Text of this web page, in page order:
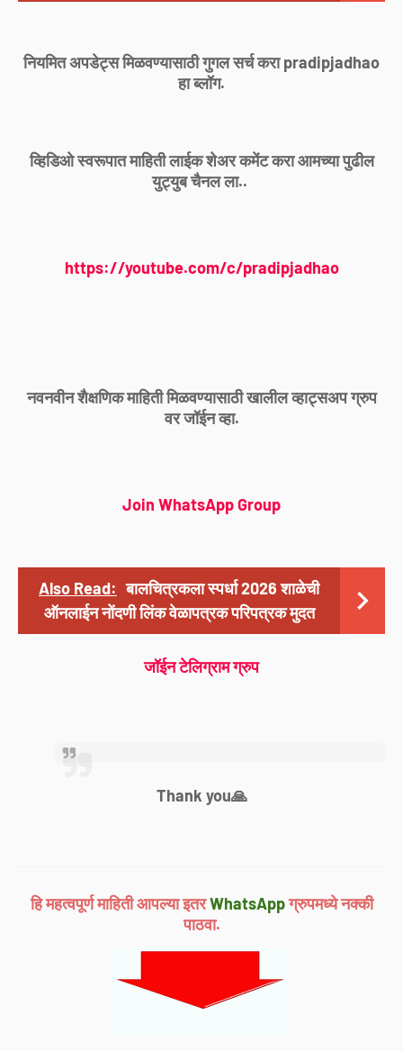
नियमित अपडेट्स मिळवण्यासाठी गुगल सर्च करा pradipjadhao
हा ब्लॉग.
व्हिडिओ स्वरूपात माहिती लाईक शेअर कमेंट करा आमच्या पुढील
युट्युब चैनल ला..
https://youtube.com/c/pradipjadhao
नवनवीन शैक्षणिक माहिती मिळवण्यासाठी खालील व्हाट्सअप ग्रुप
वर जॉईन व्हा.
Join WhatsApp Group
Also Read: बालचित्रकला स्पर्धा 2026 शाळेची
ऑनलाईन नोंदणी लिंक वेळापत्रक परिपत्रक मुदत
जॉईन टेलिग्राम ग्रुप
Thank you🙏
हि महत्वपूर्ण माहिती आपल्या इतर WhatsAppग्रुपमध्ये नक्की
पाठवा.